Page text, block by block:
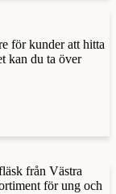
för kunder att hitta
kan du ta över
från Västra
för ung och